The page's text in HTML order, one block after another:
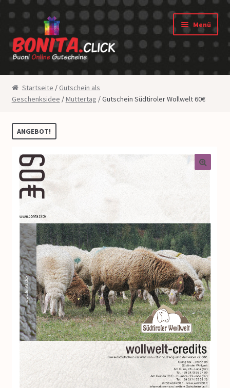
Zur Navigation springen
Springe zum Inhalt Menü
Shop
Gutscheine
Widerrufsbelehrung
Datenschutz
AGB
Über uns
Impressum
So funktioniert’s
FAQ
Kontakt
Startseite / Gutschein als
Geschenksidee /Muttertag / Gutschein Südtiroler Wollwelt 60€
ANGEBOT!